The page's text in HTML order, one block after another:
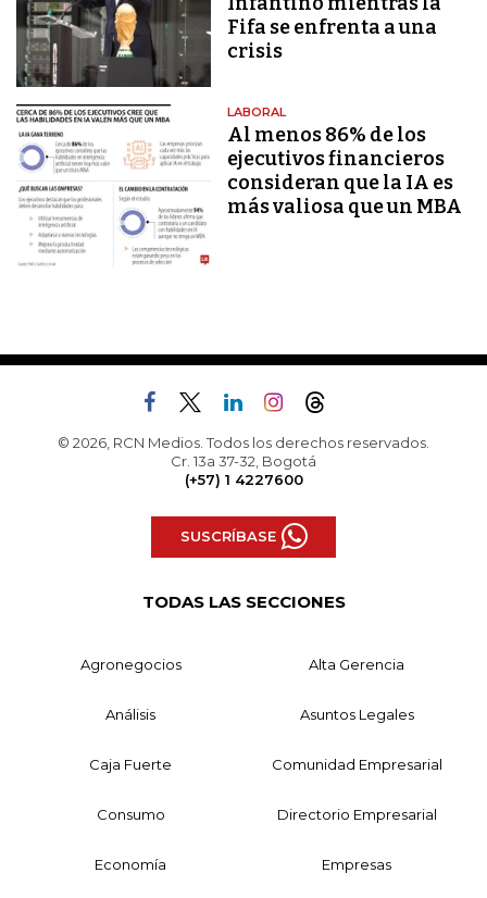
Fifa se enfrenta a una
crisis
LABORAL
Al menos 86% de los
ejecutivos financieros
consideran que la IA es
más valiosa que un MBA
© 2026, RCN Medios. Todos los derechos reservados.
Cr. 13a 37-32, Bogotá
(+57) 1 4227600
SUSCRÍBASE
TODAS LAS SECCIONES
Agronegocios Alta Gerencia
Análisis Asuntos Legales
Caja Fuerte Comunidad Empresarial
Consumo Directorio Empresarial
Economía Empresas